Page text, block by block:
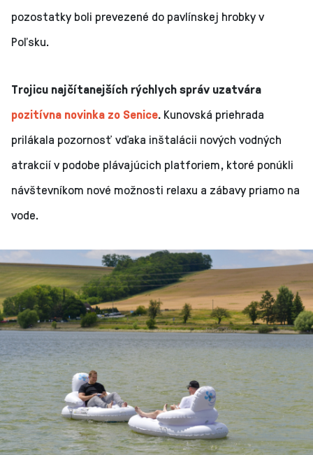
pozostatky boli prevezené do pavlínskej hrobky v
Poľsku.
Trojicu najčítanejších rýchlych správ uzatvára
pozitívna novinka zo Senice. Kunovská priehrada
prilákala pozornosť vďaka inštalácii nových vodných
atrakcií v podobe plávajúcich platforiem, ktoré ponúkli
návštevníkom nové možnosti relaxu a zábavy priamo na
vode.